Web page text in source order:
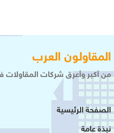
المقاولون العرب
من أكبر وأعرق شركات المقاولات
الصفحة الرئيسية
نبذة عامة